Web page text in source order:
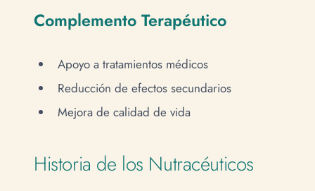
Complemento Terapéutico
Apoyo a tratamientos médicos
Reducción de efectos secundarios
Mejora de calidad de vida
Historia de los Nutracéuticos